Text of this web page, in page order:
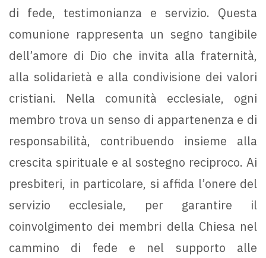
di fede, testimonianza e servizio. Questa
comunione rappresenta un segno tangibile
dell’amore di Dio che invita alla fraternità,
alla solidarietà e alla condivisione dei valori
cristiani. Nella comunità ecclesiale, ogni
membro trova un senso di appartenenza e di
responsabilità, contribuendo insieme alla
crescita spirituale e al sostegno reciproco. Ai
presbiteri, in particolare, si affida l’onere del
servizio ecclesiale, per garantire il
coinvolgimento dei membri della Chiesa nel
cammino di fede e nel supporto alle